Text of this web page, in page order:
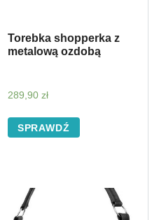
Torebka shopperka z
metalową ozdobą
289,90 zł
SPRAWDŹ